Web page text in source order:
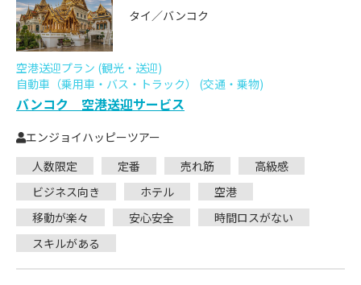
タイ／バンコク
空港送迎プラン (観光・送迎)
自動車（乗用車・バス・トラック） (交通・乗物)
バンコク 空港送迎サービス
エンジョイハッピーツアー
人数限定
定番 売れ筋
高級感
ビジネス向き
ホテル
空港
移動が楽々
安心安全
時間ロスがない
スキルがある